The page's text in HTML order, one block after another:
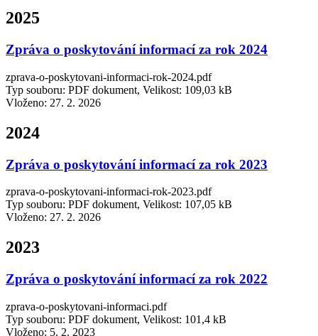
2025
Zpráva o poskytování informací za rok 2024
zprava-o-poskytovani-informaci-rok-2024.pdf
Typ souboru: PDF dokument, Velikost: 109,03 kB
Vloženo: 27. 2. 2026
2024
Zpráva o poskytování informací za rok 2023
zprava-o-poskytovani-informaci-rok-2023.pdf
Typ souboru: PDF dokument, Velikost: 107,05 kB
Vloženo: 27. 2. 2026
2023
Zpráva o poskytování informací za rok 2022
zprava-o-poskytovani-informaci.pdf
Typ souboru: PDF dokument, Velikost: 101,4 kB
Vloženo: 5. 2. 2023